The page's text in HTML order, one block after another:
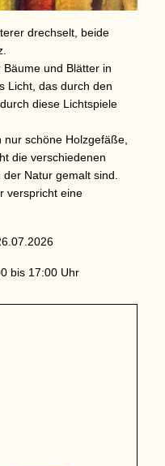
drechselt, beide
und Blätter in
Licht, das durch den
diese Lichtspiele
schöne Holzgefäße,
die verschiedenen
Natur gemalt sind.
verspricht eine
bis 17:00 Uhr